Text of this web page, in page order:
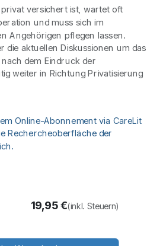
versichert ist, wartet oft
und muss sich im
Angehörigen pflegen lassen.
die aktuellen Diskussionen um das
dem Eindruck der
weiter in Richtung Privatisierung
Online-Abonnement via CareLit
Rechercheoberfläche der
19,95€(inkl. Steuern)